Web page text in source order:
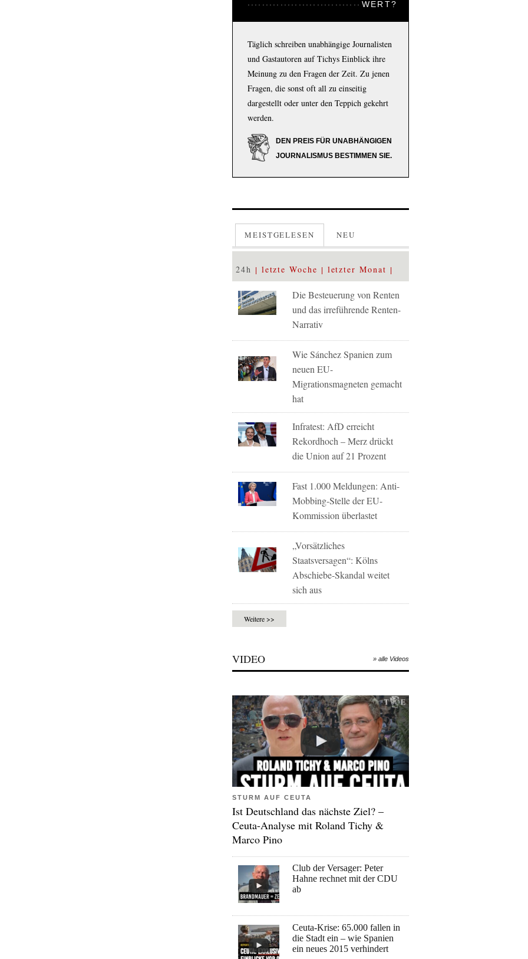
WERT?
Täglich schreiben unabhängige Journalisten
und Gastautoren auf Tichys Einblick ihre
Meinung zu den Fragen der Zeit. Zu jenen
Fragen, die sonst oft all zu einseitig
dargestellt oder unter den Teppich gekehrt
werden.
DEN PREIS FÜR UNABHÄNGIGEN
JOURNALISMUS BESTIMMEN SIE.
MEISTGELESEN NEU
24h letzte Woche letzter Monat
Die Besteuerung von Renten
und das irreführende Renten-
Narrativ
Wie Sánchez Spanien zum
neuen EU-
Migrationsmagneten gemacht
hat
Infratest: AfD erreicht
Rekordhoch – Merz drückt
die Union auf 21 Prozent
Fast 1.000 Meldungen: Anti-
Mobbing-Stelle der EU-
Kommission überlastet
„Vorsätzliches
Staatsversagen“: Kölns
Abschiebe-Skandal weitet
sich aus
Weitere >>
VIDEO » alle Videos
STURM AUF CEUTA
Ist Deutschland das nächste Ziel? –
Ceuta-Analyse mit Roland Tichy &
Marco Pino
Club der Versager: Peter
Hahne rechnet mit der CDU
ab
Ceuta-Krise: 65.000 fallen in
die Stadt ein – wie Spanien
ein neues 2015 verhindert